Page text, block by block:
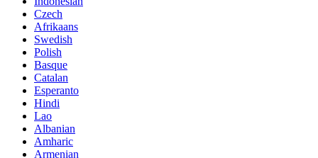
Czech
Afrikaans
Swedish
Polish
Basque
Catalan
Esperanto
Hindi
Lao
Albanian
Amharic
Armenian